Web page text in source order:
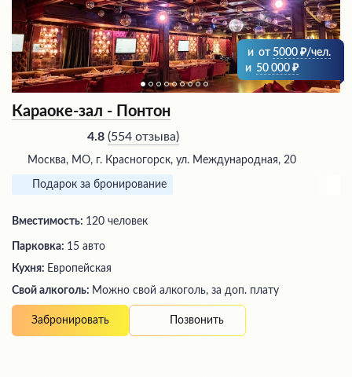
и от 5000
/чел.
и 50 000
Караоке-зал - Понтон
4.8 (554 отзыва)
Москва, МО, г. Красногорск, ул. Международная, 20
Подарок за бронирование
Вместимость: 120 человек
Парковка: 15 авто
Кухня: Европейская
Свой алкоголь: Можно свой алкоголь, за доп. плату
Забронировать Позвонить